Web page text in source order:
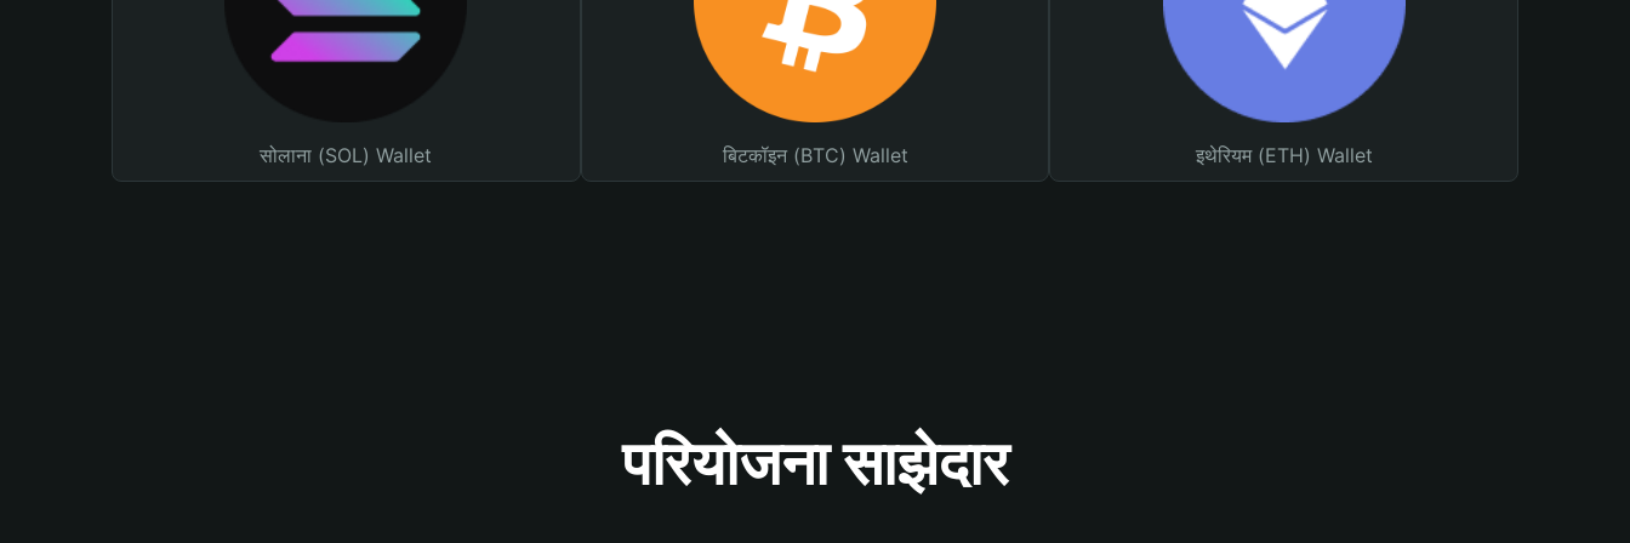
सोलाना (SOL) Wallet बिटकॉइन (BTC) Wallet इथेरियम (ETH) Wallet
परियोजना साझेदार